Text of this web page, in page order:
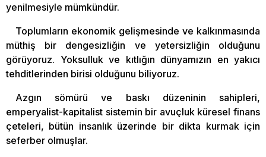
yenilmesiyle mümkündür.
Toplumların ekonomik gelişmesinde ve kalkınmasında
müthiş bir dengesizliğin ve yetersizliğin olduğunu
görüyoruz. Yoksulluk ve kıtlığın dünyamızın en yakıcı
tehditlerinden birisi olduğunu biliyoruz.
Azgın sömürü ve baskı düzeninin sahipleri,
emperyalist-kapitalist sistemin bir avuçluk küresel finans
çeteleri, bütün insanlık üzerinde bir dikta kurmak için
seferber olmuşlar.